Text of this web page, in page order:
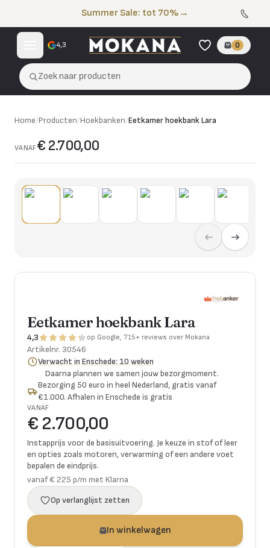
Summer Sale: tot 70% →
4,3 0
Zoek naar producten
Home/Producten/Hoekbanken/Eetkamer hoekbank Lara
VANAF€ 2.700,00
Eetkamer hoekbank Lara
4,3 op Google, 715+ reviews over Mokana
Artikelnr. 30546
Verwacht in Enschede: 10 weken
Daarna plannen we samen jouw bezorgmoment.
Bezorging 50 euro in heel Nederland, gratis vanaf
€1.000. Afhalen in Enschede is gratis
VANAF
€ 2.700,00
Instapprijs voor de basisuitvoering. Je keuze in stof of leer
en opties zoals motoren, verwarming of een andere voet
bepalen de eindprijs.
vanaf € 225 p/m met Klarna
Op verlanglijst zetten
In winkelwagen